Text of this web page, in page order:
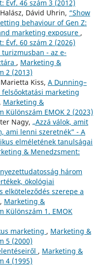
Évf. 46 szám 3 (2012)
Dávid Uhrin, “Show
behaviour of Gen Z:
marketing exposure ,
Évf. 60 szám 2 (2026)
- az e-
, Marketing &
2 (2013)
Kiss, A Dunning–
marketing
, Marketing &
Különszám EMOK 2 (2023)
Nagy, „Azzá válok, amit
ami lenni szeretnék” - A
elméletének tanulságai
& Menedzsment:
három
ökológiai
elköteleződés szerepe a
, Marketing &
Különszám 1. EMOK
marketing , Marketing &
5 (2000)
, Marketing &
4 (1995)